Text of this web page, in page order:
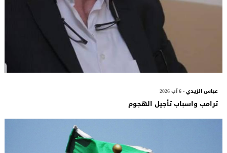
عباس الزيدي- 6 آب 2026
ترامب واسباب تأجيل الهجوم